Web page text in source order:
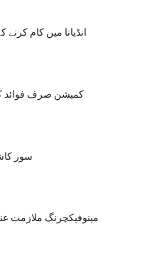
انڈیانا میں کام کرنے
کمیشن صرف فوائد
سور
مینوفیکچرنگ ملازمت